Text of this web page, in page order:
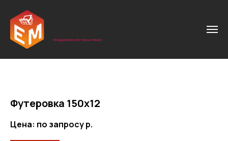
Футеровка 150х12
Цена: по запросур.